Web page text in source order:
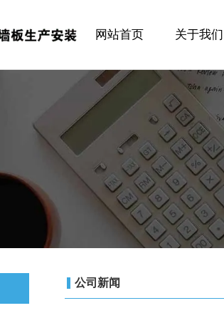
网站首页 关于我们
公司新闻